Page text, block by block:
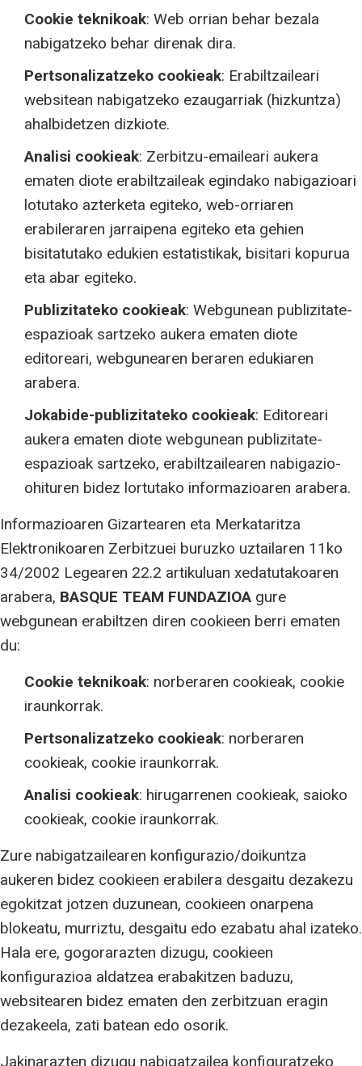
Cookie teknikoak: Web orrian behar bezala
nabigatzeko behar direnak dira.
Pertsonalizatzeko cookieak: Erabiltzaileari
websitean nabigatzeko ezaugarriak (hizkuntza)
ahalbidetzen dizkiote.
Analisi cookieak: Zerbitzu-emaileari aukera
ematen diote erabiltzaileak egindako nabigazioari
lotutako azterketa egiteko, web-orriaren
erabileraren jarraipena egiteko eta gehien
bisitatutako edukien estatistikak, bisitari kopurua
eta abar egiteko.
Publizitateko cookieak: Webgunean publizitate-
espazioak sartzeko aukera ematen diote
editoreari, webgunearen beraren edukiaren
arabera.
Jokabide-publizitateko cookieak: Editoreari
aukera ematen diote webgunean publizitate-
espazioak sartzeko, erabiltzailearen nabigazio-
ohituren bidez lortutako informazioaren arabera.
Informazioaren Gizartearen eta Merkataritza
Elektronikoaren Zerbitzuei buruzko uztailaren 11ko
34/2002 Legearen 22.2 artikuluan xedatutakoaren
arabera, BASQUE TEAM FUNDAZIOA gure
webgunean erabiltzen diren cookieen berri ematen
du:
Cookie teknikoak: norberaren cookieak, cookie
iraunkorrak.
Pertsonalizatzeko cookieak: norberaren
cookieak, cookie iraunkorrak.
Analisi cookieak: hirugarrenen cookieak, saioko
cookieak, cookie iraunkorrak.
Zure nabigatzailearen konfigurazio/doikuntza
aukeren bidez cookieen erabilera desgaitu dezakezu
egokitzat jotzen duzunean, cookieen onarpena
blokeatu, murriztu, desgaitu edo ezabatu ahal izateko.
Hala ere, gogorarazten dizugu, cookieen
konfigurazioa aldatzea erabakitzen baduzu,
websitearen bidez ematen den zerbitzuan eragin
dezakeela, zati batean edo osorik.
Jakinarazten dizugu nabigatzailea konfiguratzeko